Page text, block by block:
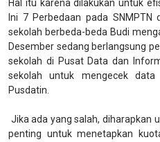
Hal itu karena dilakukan untuk
Ini 7 Perbedaan pada SNMPTN
sekolah berbeda-beda Budi
Desember sedang berlangsung
sekolah di Pusat Data dan
sekolah untuk mengecek
Pusdatin.
Jika ada yang salah, diharapkan
penting untuk menetapkan